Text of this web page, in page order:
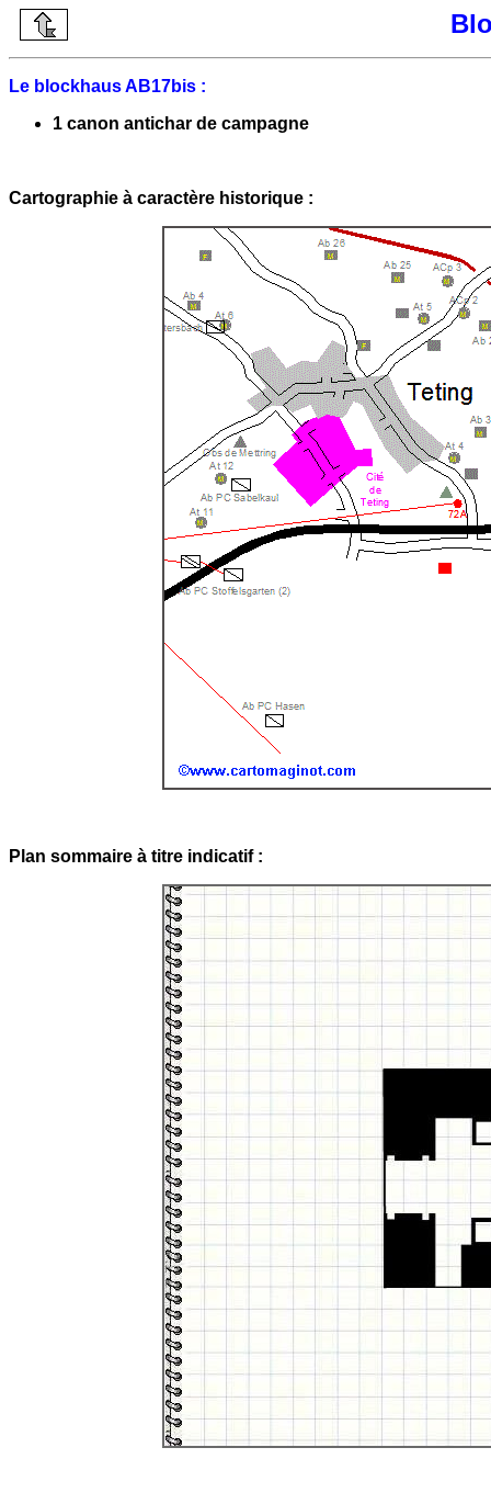
Le blockhaus AB17bis :
1 canon antichar de campagne
Cartographie à caractère historique :
Plan sommaire à titre indicatif :